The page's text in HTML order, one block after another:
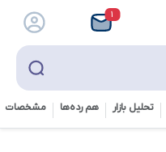
۱
تحلیل بازار هم رده‌ها‌ مشخصات